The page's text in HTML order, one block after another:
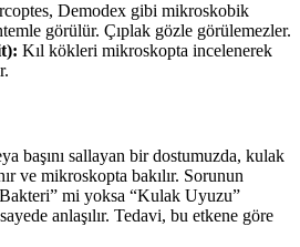
Demodex gibi mikroskobik
görülür. Çıplak gözle görülemezler.
Kıl kökleri mikroskopta incelenerek
başını sallayan bir dostumuzda, kulak
ve mikroskopta bakılır. Sorunun
mi yoksa “Kulak Uyuzu”
anlaşılır. Tedavi, bu etkene göre